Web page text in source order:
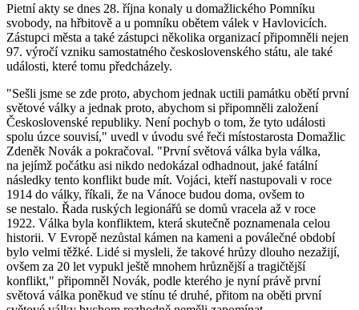
Pietní akty se dnes 28. října konaly u domažlického Pomníku
svobody, na hřbitově a u pomníku obětem válek v Havlovicích.
Zástupci města a také zástupci několika organizací připomněli nejen
97. výročí vzniku samostatného československého státu, ale také
události, které tomu předcházely.
"Sešli jsme se zde proto, abychom jednak uctili památku obětí první
světové války a jednak proto, abychom si připomněli založení
Československé republiky. Není pochyb o tom, že tyto události
spolu úzce souvisí," uvedl v úvodu své řeči místostarosta Domažlic
Zdeněk Novák a pokračoval. "První světová válka byla válka,
na jejímž počátku asi nikdo nedokázal odhadnout, jaké fatální
následky tento konflikt bude mít. Vojáci, kteří nastupovali v roce
1914 do války, říkali, že na Vánoce budou doma, ovšem to
se nestalo. Řada ruských legionářů se domů vracela až v roce
1922. Válka byla konfliktem, která skutečně poznamenala celou
historii. V Evropě nezůstal kámen na kameni a poválečné období
bylo velmi těžké. Lidé si mysleli, že takové hrůzy dlouho nezažijí,
ovšem za 20 let vypukl ještě mnohem hrůznější a tragičtější
konflikt," připomněl Novák, podle kterého je nyní právě první
světová válka poněkud ve stínu té druhé, přitom na oběti první